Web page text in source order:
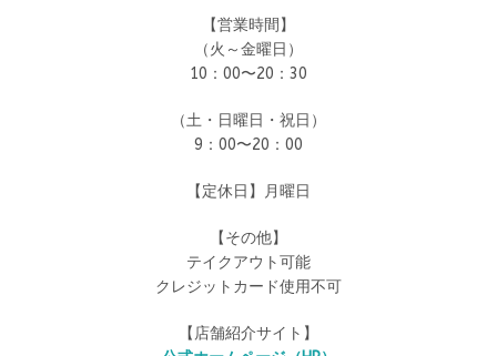
【営業時間】
（火～金曜日）
10：00〜20：30
（土・日曜日・祝日）
9：00〜20：00
【定休日】月曜日
【その他】
テイクアウト可能
クレジットカード使用不可
【店舗紹介サイト】